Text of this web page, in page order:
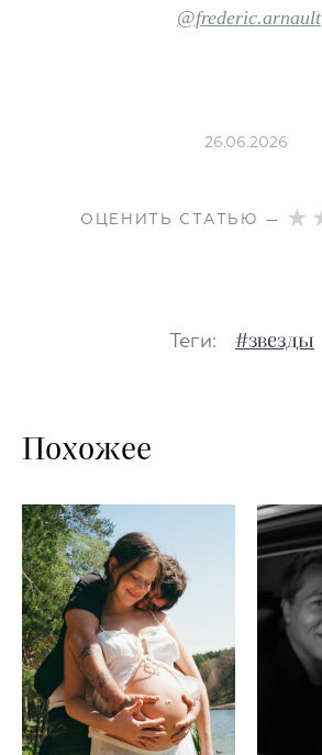
@frederic.arnault
26.06.2026
ОЦЕНИТЬ СТАТЬЮ —
Теги: #звезды
Похожее